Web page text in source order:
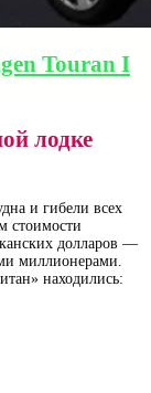
Touran I
лодке
и гибели всех
стоимости
долларов —
миллионерами.
находились: